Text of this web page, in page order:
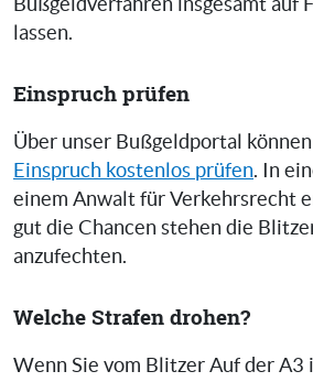
Bußgeldverfahren insgesamt auf
lassen.
Einspruch prüfen
Über unser Bußgeldportal
Einspruch kostenlos prüfen. In
einem Anwalt für Verkehrsrecht
gut die Chancen stehen die
anzufechten.
Welche Strafen drohen?
Wenn Sie vom Blitzer Auf der A3